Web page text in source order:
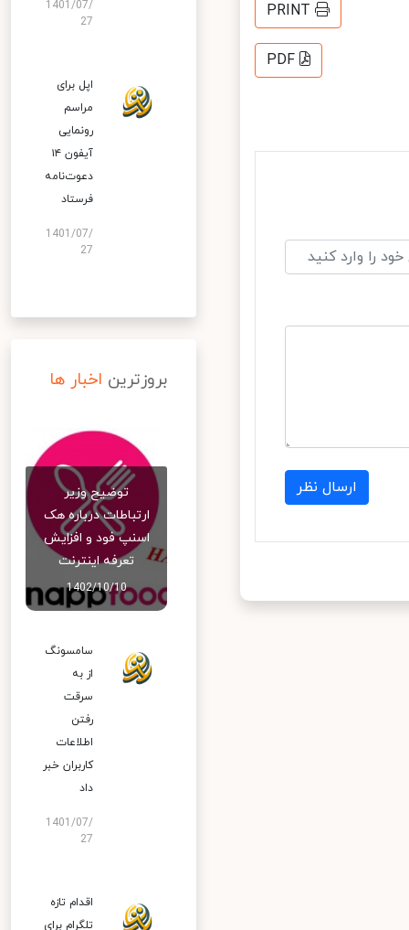
PRINT
PDF
ارسال نظر
1401/07/
27
اپل برای
مراسم
رونمایی
آیفون ۱۴
دعوت‌نامه
فرستاد
1401/07/
27
بروزترین اخبار ها
توضیح وزیر
ارتباطات درباره هک
اسنپ‌ فود و افزایش
تعرفه اینترنت
1402/10/10
سامسونگ
از به
سرقت
رفتن
اطلاعات
کاربران خبر
داد
1401/07/
27
اقدام تازه
تلگرام برای